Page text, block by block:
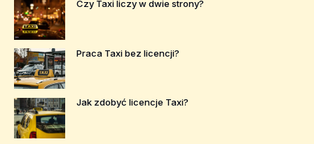
Czy Taxi liczy w dwie strony?
Praca Taxi bez licencji?
Jak zdobyć licencje Taxi?